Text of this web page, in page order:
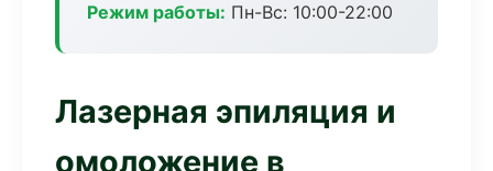
Режим работы: Пн-Вс: 10:00-22:00
Лазерная эпиляция и
омоложение в